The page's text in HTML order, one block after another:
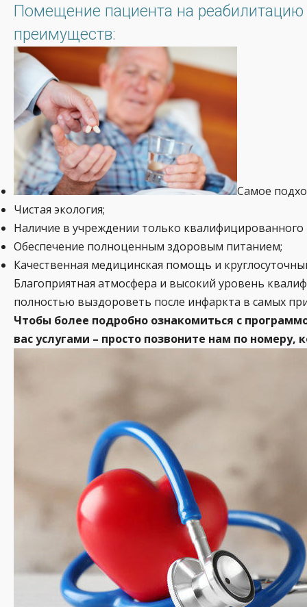
Помещение пациента на реабилитацию
преимуществ:
Самое
Чистая экология;
Наличие в учреждении только квалифицированного
Обеспечение полноценным здоровым питанием;
Качественная медицинская помощь и
Благоприятная атмосфера и высокий уровень
полностью выздороветь после инфаркта в самых
Чтобы более подробно ознакомиться с
вас услугами – просто позвоните нам по